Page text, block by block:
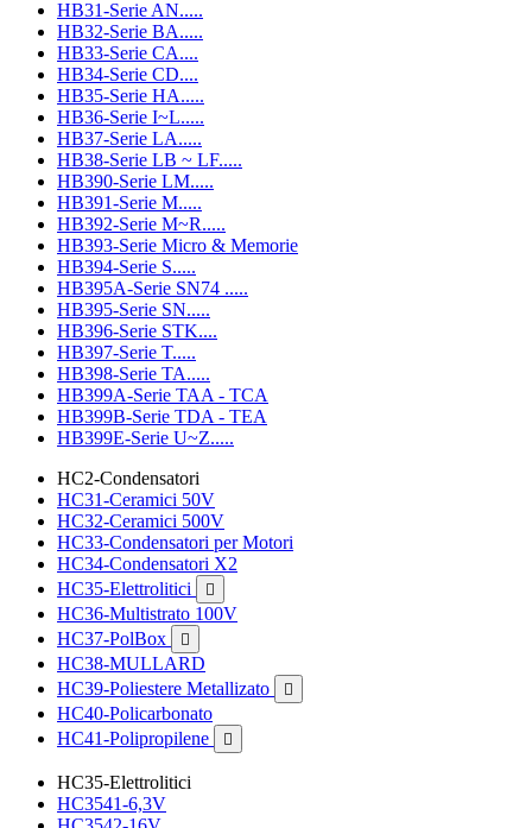
HB31-Serie AN.....
HB32-Serie BA.....
HB33-Serie CA....
HB34-Serie CD....
HB35-Serie HA.....
HB36-Serie I~L.....
HB37-Serie LA.....
HB38-Serie LB ~ LF.....
HB390-Serie LM.....
HB391-Serie M.....
HB392-Serie M~R.....
HB393-Serie Micro & Memorie
HB394-Serie S.....
HB395A-Serie SN74 .....
HB395-Serie SN.....
HB396-Serie STK....
HB397-Serie T.....
HB398-Serie TA.....
HB399A-Serie TAA - TCA
HB399B-Serie TDA - TEA
HB399E-Serie U~Z.....
HC2-Condensatori
HC31-Ceramici 50V
HC32-Ceramici 500V
HC33-Condensatori per Motori
HC34-Condensatori X2
HC35-Elettrolitici

HC36-Multistrato 100V
HC37-PolBox

HC38-MULLARD
HC39-Poliestere Metallizato

HC40-Policarbonato
HC41-Polipropilene

HC35-Elettrolitici
HC3541-6,3V